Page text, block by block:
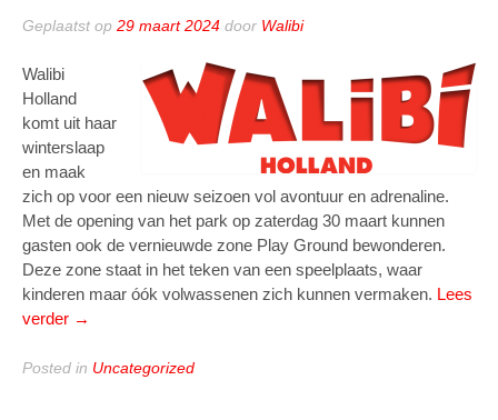
Geplaatst op 29 maart 2024 door Walibi
Walibi
Holland
komt uit haar
winterslaap
en maak
zich op voor een nieuw seizoen vol avontuur en adrenaline.
Met de opening van het park op zaterdag 30 maart kunnen
gasten ook de vernieuwde zone Play Ground bewonderen.
Deze zone staat in het teken van een speelplaats, waar
kinderen maar óók volwassenen zich kunnen vermaken. Lees
verder “Walibi
maakt
→
Posted in Uncategorized